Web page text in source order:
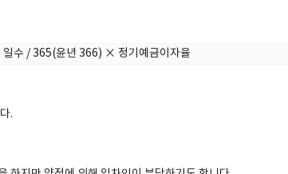
수 / 365(윤년 366) × 정기예금이자율
.